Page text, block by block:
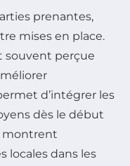
prenantes,
mises en place.
souvent perçue
d’intégrer les
dès le début
montrent
locales dans les